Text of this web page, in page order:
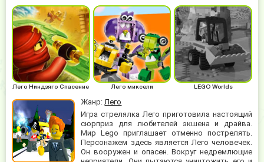
Жанр:Лего
Игра стрелялка Лего приготовила настоящий
сюрприз для любителей экшена и драйва.
Мир Lego приглашает отменно пострелять.
Персонажем здесь является Лего человечек.
Он вооружен и опасен. Вокруг недремлющие
Лего Ниндзяго Спасение Лего миксели LEGO Worlds